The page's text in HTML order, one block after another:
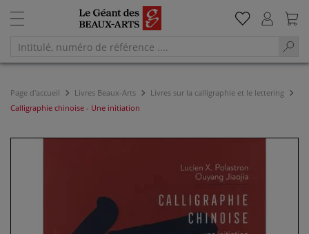
Page d'accueil Livres Beaux-Arts
Livres sur la calligraphie et le lettering
Calligraphie chinoise - Une initiation